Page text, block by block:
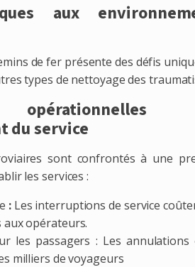
aux
de fer présente des défis
types de nettoyage des
du service
sont confrontés à une
les services :
:Les interruptions de service
opérateurs.
les passagers : Les annulations
milliers de voyageurs